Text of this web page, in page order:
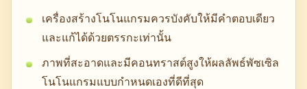
เครื่องสร้างโนโนแกรมควรบังคับให้มีคำตอบเดียว
และแก้ได้ด้วยตรรกะเท่านั้น
ภาพที่สะอาดและมีคอนทราสต์สูงให้ผลลัพธ์พัซเซิล
โนโนแกรมแบบกำหนดเองที่ดีที่สุด